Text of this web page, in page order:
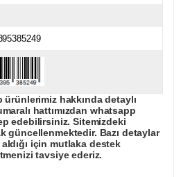
hakkında detaylı
hattımızdan whatsapp
edebilirsiniz. Sitemizdeki
güncellenmektedir. Bazı detaylar
için mutlaka destek
tavsiye ederiz.